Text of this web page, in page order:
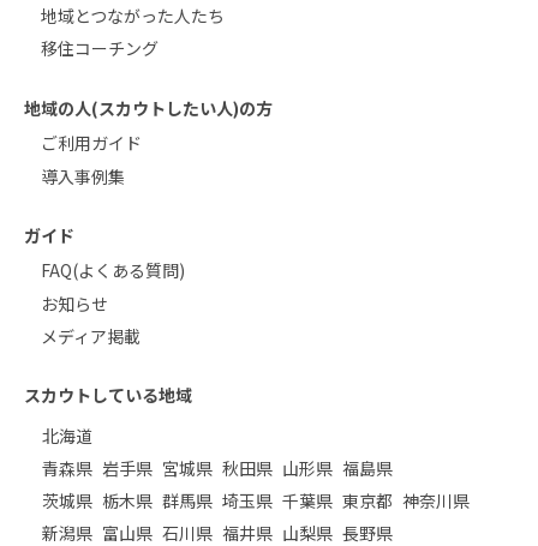
地域とつながった人たち
移住コーチング
地域の人(スカウトしたい人)の方
ご利用ガイド
導入事例集
ガイド
FAQ(よくある質問)
お知らせ
メディア掲載
スカウトしている地域
北海道
青森県 岩手県 宮城県 秋田県 山形県 福島県
茨城県 栃木県 群馬県 埼玉県 千葉県 東京都 神奈川県
新潟県 富山県 石川県 福井県 山梨県 長野県